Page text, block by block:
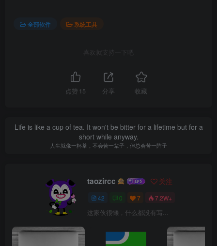
全部软件 系统工具
喜欢就支持一下吧
点赞 15 分享 收藏
Life is like a cup of tea. It won't be bitter for a lifetime but for a
short while anyway.
人生就像一杯茶，不会苦一辈子，但总会苦一阵子
taozircc 关注
42 0 7 7.2W+
这家伙很懒，什么都没有写...